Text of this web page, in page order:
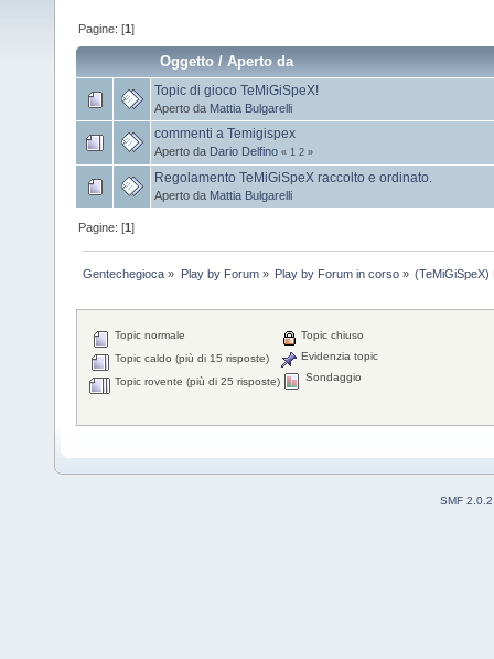
Pagine: [1]
Oggetto /Aperto da
Topic di gioco TeMiGiSpeX!
Aperto da Mattia Bulgarelli
commenti a Temigispex
Aperto da Dario Delfino « 1 2 »
Regolamento TeMiGiSpeX raccolto e ordinato.
Aperto da Mattia Bulgarelli
Pagine: [1]
Gentechegioca » Play by Forum» Play by Forum in corso» (TeMiGiSpeX)
Topic normale
Topic caldo (più di 15 risposte)
Topic rovente (più di 25 risposte)
Topic chiuso
Evidenzia topic
Sondaggio
SMF 2.0.2